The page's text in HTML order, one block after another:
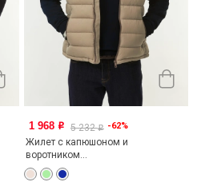
1 968 o 5 232o -62%
Жилет с капюшоном и
воротником...